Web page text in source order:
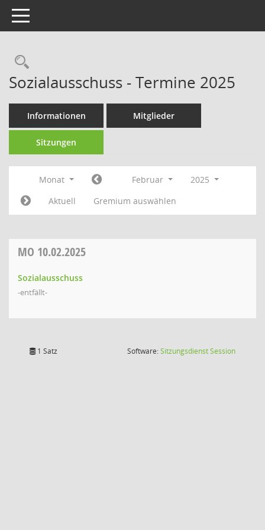
Toggle navigation
Sozialausschuss - Termine 2025
Informationen Mitglieder
Sitzungen
Monat Februar
2025
Aktuell
Gremium auswählen
MO 10.02.2025
Sozialausschuss
-entfällt-
1 Satz Software:SitzungsdienstSession(Wird in